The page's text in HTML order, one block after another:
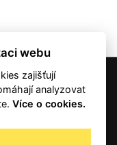
obsahu. |
webu
zajišťují
analyzovat
Více o cookies.